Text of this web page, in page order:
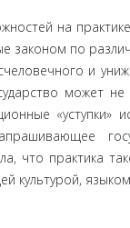
на
законом по
и
может
«уступки»
что практика